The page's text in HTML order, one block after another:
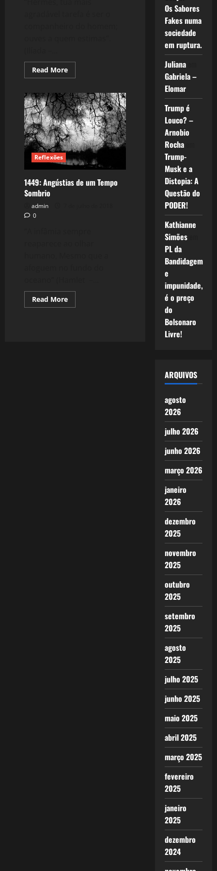
Read MoreRead
more
Segredos
Reflexões
1449: Angústias de um Tempo
Sombrio
admin
0
Read MoreRead
more
Os Sabores
Fakes numa
sociedade
em ruptura.
Julianaem
Gabriela –
Elomar
Trump é
Louco? –
Arnobio
Rochaem
Trump-
Musk e a
Distopia: A
Questão do
PODER!
Kathianne
Simõesem
PL da
Bandidagem
e
impunidade,
é o preço
do
Bolsonaro
Livre!
ARQUIVOS
agosto
2026
julho 2026
junho 2026
março 2026
janeiro
2026
dezembro
2025
novembro
2025
outubro
2025
setembro
2025
agosto
2025
julho 2025
junho 2025
maio 2025
abril 2025
março 2025
fevereiro
2025
janeiro
2025
dezembro
2024